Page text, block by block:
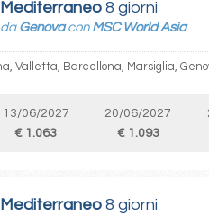
Mediterraneo 8 giorni
da Genovacon MSC World Asia
Valletta, Barcellona, Marsiglia,
13/06/2027
€ 1.063
20/06/2027
€ 1.093
Mediterraneo 8 giorni